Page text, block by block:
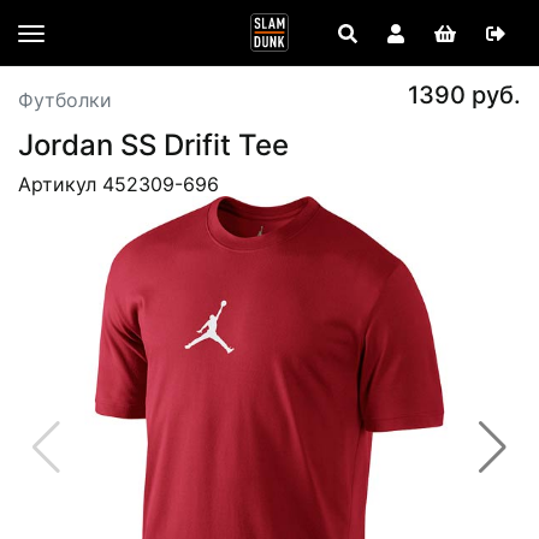
Футболки 1390 руб.
Jordan SS Drifit Tee
Артикул 452309-696